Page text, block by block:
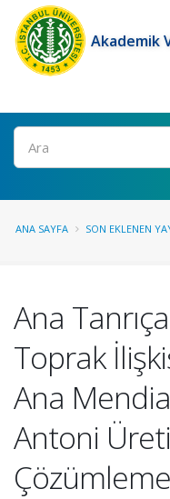
Akademik
Ara
ANA SAYFA SON EKLENEN
Ana
Toprak
Ana
Antoni